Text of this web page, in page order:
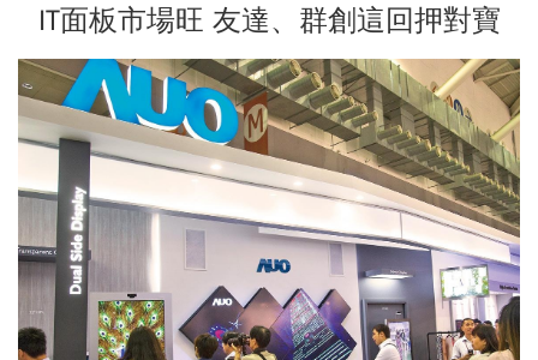
IT面板市場旺 友達、群創這回押對寶